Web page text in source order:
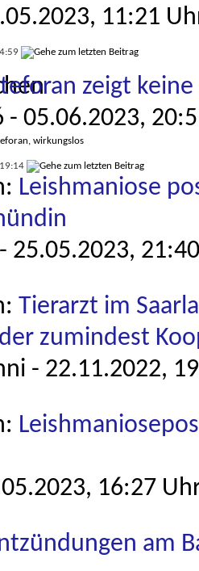
11:21
zeigt
- 05.06.2023,
19:14
Leishmaniose
- 25.05.2023,
Tierarzt im
zumindest
- 22.11.2022,
16:27
am